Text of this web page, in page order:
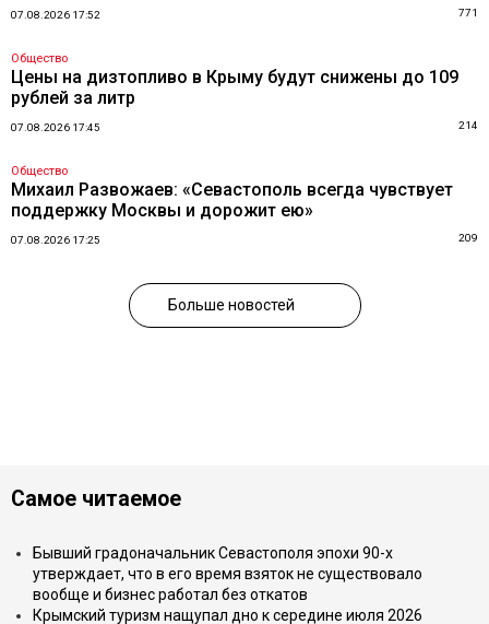
07.08.2026 17:52 771
Общество
Цены на дизтопливо в Крыму будут снижены до 109
рублей за литр
07.08.2026 17:45 214
Общество
Михаил Развожаев: «Севастополь всегда чувствует
поддержку Москвы и дорожит ею»
07.08.2026 17:25 209
Больше новостей
Самое читаемое
Бывший градоначальник Севастополя эпохи 90-х
утверждает, что в его время взяток не существовало
вообще и бизнес работал без откатов
Крымский туризм нащупал дно к середине июля 2026